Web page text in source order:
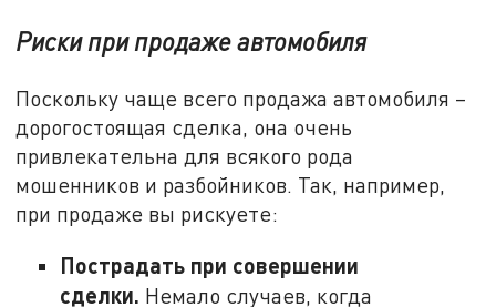
Риски при продаже автомобиля
Поскольку чаще всего продажа автомобиля –
дорогостоящая сделка, она очень
привлекательна для всякого рода
мошенников и разбойников. Так, например,
при продаже вы рискуете:
Пострадать при совершении
сделки. Немало случаев, когда